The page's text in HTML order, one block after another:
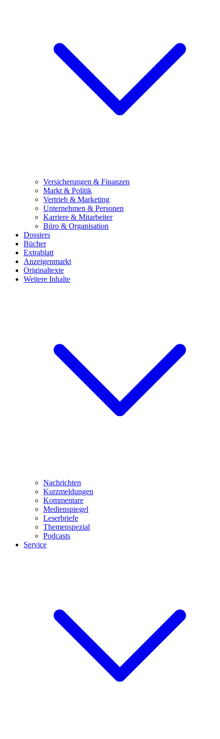
Versicherungen & Finanzen
Markt & Politik
Vertrieb & Marketing
Unternehmen & Personen
Karriere & Mitarbeiter
Büro & Organisation
Dossiers
Bücher
Extrablatt
Anzeigenmarkt
Originaltexte
Weitere Inhalte
Nachrichten
Kurzmeldungen
Kommentare
Medienspiegel
Leserbriefe
Themenspezial
Podcasts
Service